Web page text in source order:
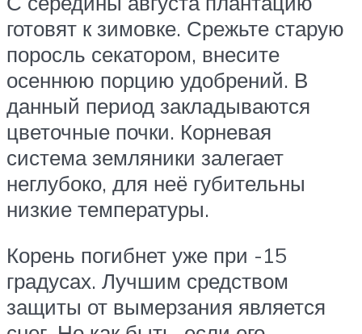
готовят к зимовке. Срежьте старую
поросль секатором, внесите
осеннюю порцию удобрений. В
данный период закладываются
цветочные почки. Корневая
система земляники залегает
неглубоко, для неё губительны
низкие температуры.
Корень погибнет уже при -15
градусах. Лучшим средством
защиты от вымерзания является